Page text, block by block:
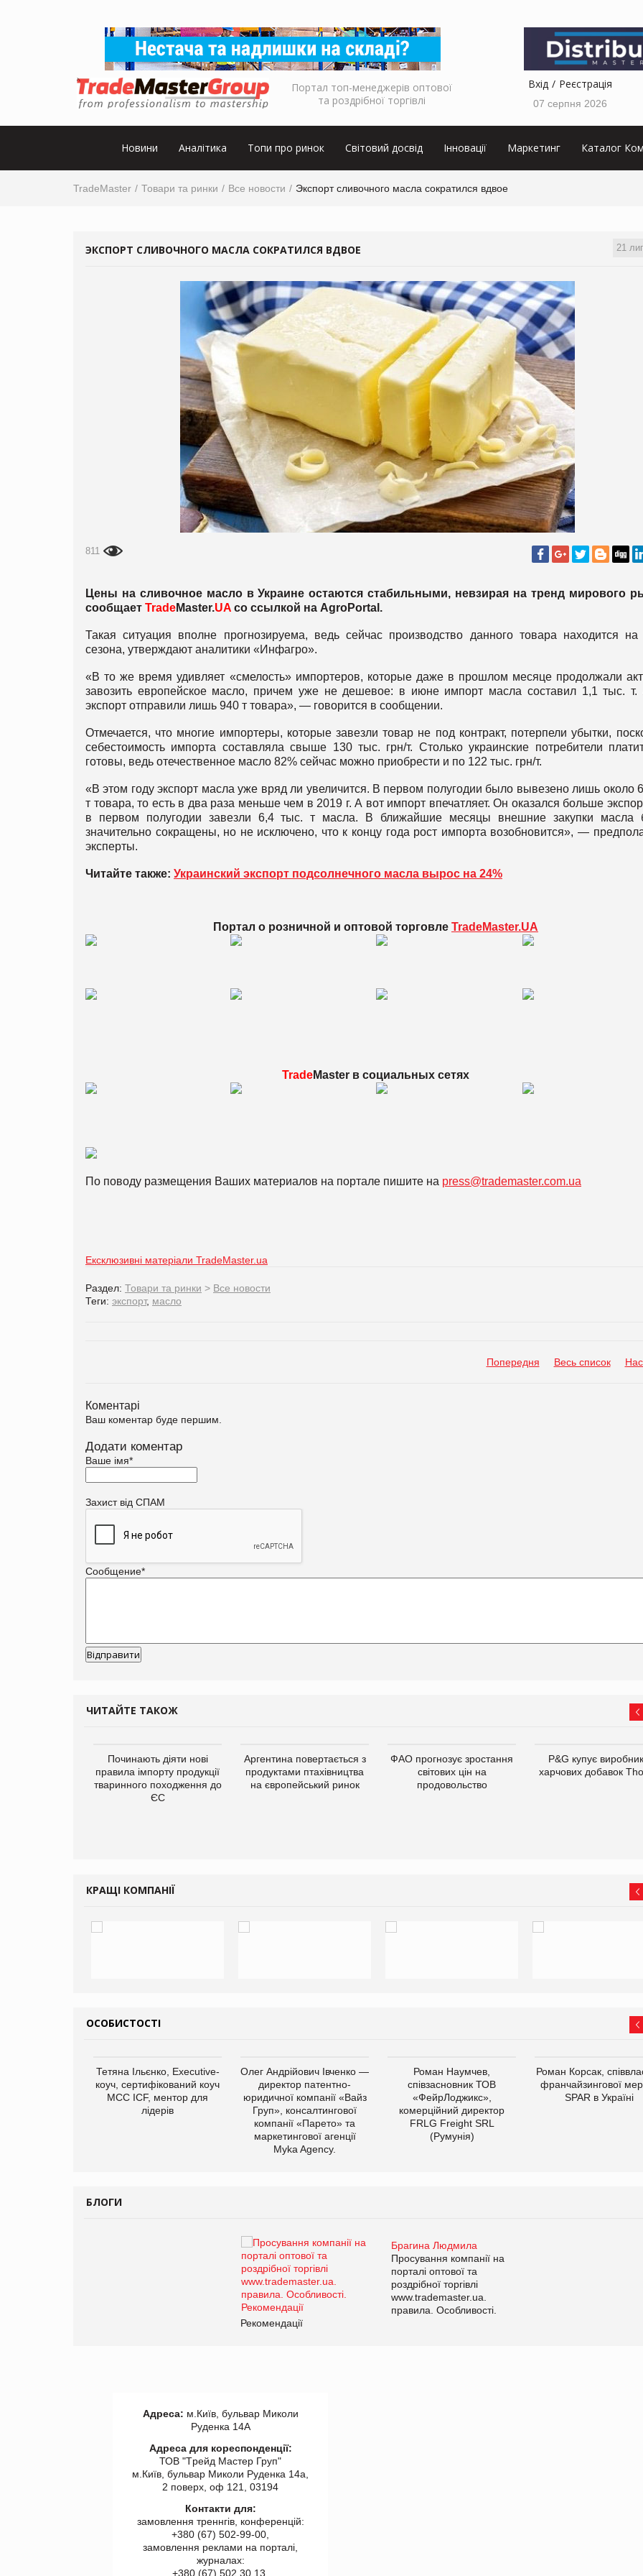
Портал топ-менеджерів оптової
та роздрібної торгівлі
Вхід Реєстрація
07 серпня 2026
Новини Аналітика Топи про ринок Світовий досвід Інновації Маркетинг Каталог
TradeMaster Товари та ринки Все новости Экспорт сливочного масла сократился вдвое
21
ЭКСПОРТ СЛИВОЧНОГО МАСЛА СОКРАТИЛСЯ ВДВОЕ
811
Цены на сливочное масло в Украине остаются стабильными, невзирая на тренд мирового
сообщает TradeMaster.UA со ссылкой на AgroPortal.
Такая ситуация вполне прогнозируема, ведь сейчас производство данного товара находится на
сезона, утверждают аналитики «Инфагро».
«В то же время удивляет «смелость» импортеров, которые даже в прошлом месяце продолжали
завозить европейское масло, причем уже не дешевое: в июне импорт масла составил 1,1 тыс.
экспорт отправили лишь 940 т товара», — говорится в сообщении.
Отмечается, что многие импортеры, которые завезли товар не под контракт, потерпели убытки,
себестоимость импорта составляла свыше 130 тыс. грн/т. Столько украинские потребители
готовы, ведь отечественное масло 82% сейчас можно приобрести и по 122 тыс. грн/т.
«В этом году экспорт масла уже вряд ли увеличится. В первом полугодии было вывезено лишь около
т товара, то есть в два раза меньше чем в 2019 г. А вот импорт впечатляет. Он оказался больше
в первом полугодии завезли 6,4 тыс. т масла. В ближайшие месяцы внешние закупки масла
значительно сокращены, но не исключено, что к концу года рост импорта возобновится», —
эксперты.
Читайте также: Украинский экспорт подсолнечного масла вырос на 24%
Портал о розничной и оптовой торговле TradeMaster.UA
TradeMaster в социальных сетях
По поводу размещения Ваших материалов на портале пишите на press@trademaster.com.ua
Ексклюзивні матеріали TradeMaster.ua
Раздел: Товари та ринки > Все новости
Теги: экспорт, масло
Попередня Весь список
Коментарі
Ваш коментар буде першим.
Додати коментар
Ваше імя*
Захист від СПАМ
Сообщение*
ЧИТАЙТЕ ТАКОЖ
Починають діяти нові
правила імпорту продукції
тваринного походження до
ЄС
Аргентина повертається з
продуктами птахівництва
на європейський ринок
ФАО прогнозує зростання
світових цін на
продовольство
P&G купує
харчових добавок
КРАЩІ КОМПАНІЇ
ОСОБИСТОСТІ
Тетяна Ільєнко, Executive-
коуч, сертифікований коуч
МСС ICF, ментор для
лідерів
Олег Андрійович Івченко —
директор патентно-
юридичної компанії «Вайз
Груп», консалтингової
компанії «Парето» та
маркетингової агенції
Myka Agency.
Роман Наумчев,
співзасновник ТОВ
«ФейрЛоджикс»,
комерційний директор
FRLG Freight SRL
(Румунія)
Роман Корсак,
франчайзингової
SPAR в Україні
БЛОГИ
Брагина Людмила
Просування компанії на
порталі оптової та
роздрібної торгівлі
www.trademaster.ua.
правила. Особливості.
Рекомендації
Адреса: м.Київ, бульвар Миколи
Руденка 14А
Адреса для кореспонденції:
ТОВ "Tрейд Мастер Груп"
м.Київ, бульвар Миколи Руденка 14а,
2 поверх, оф 121, 03194
Контакти для:
замовлення треннгів, конференцій:
+380 (67) 502-99-00,
замовлення реклами на порталі,
журналах:
+380 (67) 502 30 13,